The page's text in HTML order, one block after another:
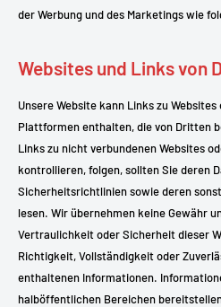
der Werbung und des Marketings wie
Websites und Links von
Unsere Website kann Links zu
Plattformen enthalten, die von Dritten
Links zu nicht verbundenen Websites
kontrollieren, folgen, sollten Sie deren
Sicherheitsrichtlinien sowie deren
lesen. Wir übernehmen keine Gewähr
Vertraulichkeit oder Sicherheit dieser
Richtigkeit, Vollständigkeit oder
enthaltenen Informationen.
halböffentlichen Bereichen